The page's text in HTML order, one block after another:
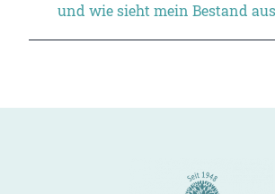
und wie sieht mein Bestand